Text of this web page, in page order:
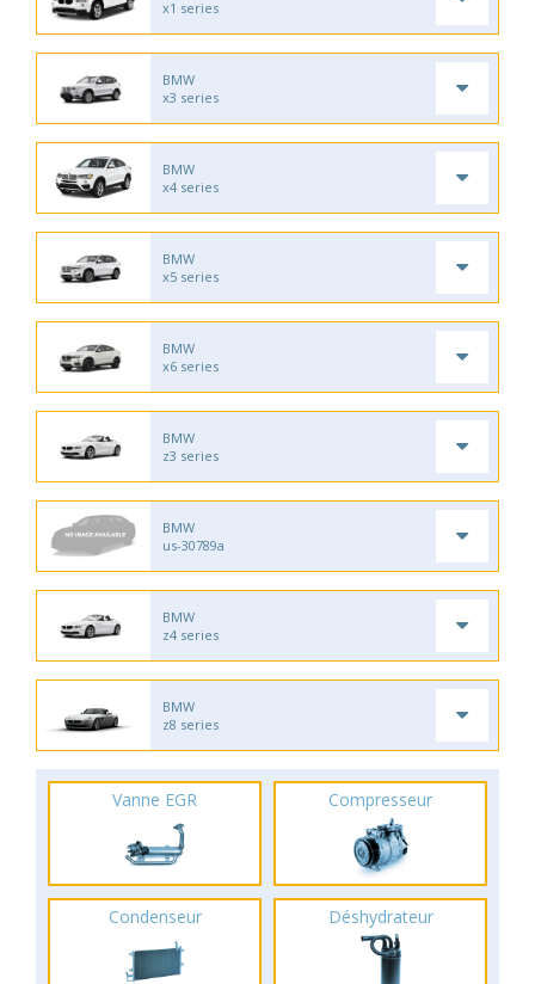
x1 series
BMW
x3 series
BMW
x4 series
BMW
x5 series
BMW
x6 series
BMW
z3 series
BMW
us-30789a
BMW
z4 series
BMW
z8 series
Vanne EGR Compresseur
Condenseur Déshydrateur